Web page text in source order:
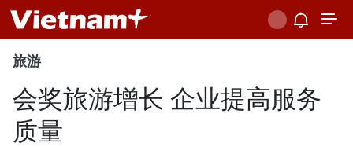
旅游
会奖旅游增长 企业提高服务
质量